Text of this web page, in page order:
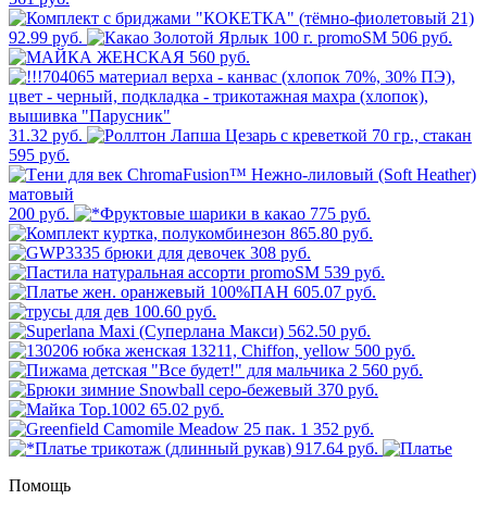
92.99 руб.
506 руб.
560 руб.
31.32 руб.
595 руб.
200 руб.
775 руб.
865.80 руб.
308 руб.
539 руб.
605.07 руб.
100.60 руб.
562.50 руб.
500 руб.
2 560 руб.
370 руб.
65.02 руб.
1 352 руб.
917.64 руб.
Помощь